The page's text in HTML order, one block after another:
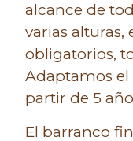
alcance de
varias
obligatorios,
Adaptamos el
partir de 5
El barranco